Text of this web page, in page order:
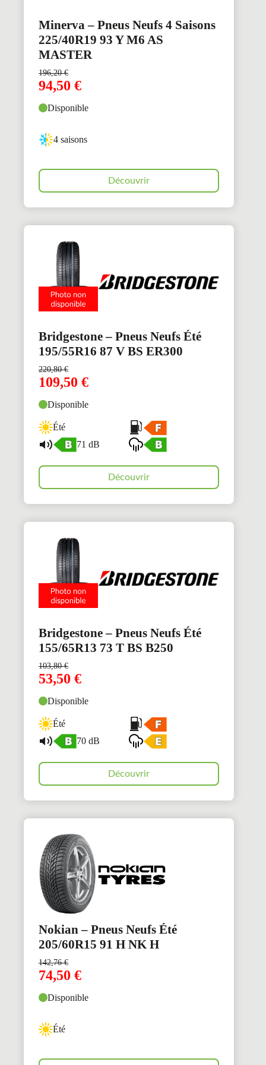
Minerva – Pneus Neufs 4 Saisons
225/40R19 93 Y M6 AS
MASTER
196,20€
94,50 €
Disponible
4 saisons
Découvrir
Bridgestone – Pneus Neufs Été
195/55R16 87 V BS ER300
220,80€
109,50 €
Disponible
Été
71 dB
Découvrir
Bridgestone – Pneus Neufs Été
155/65R13 73 T BS B250
103,80€
53,50 €
Disponible
Été
70 dB
Découvrir
Nokian – Pneus Neufs Été
205/60R15 91 H NK H
142,76€
74,50 €
Disponible
Été